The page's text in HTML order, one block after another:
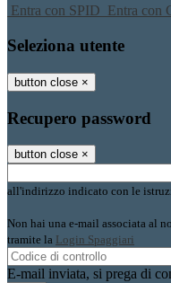
Entra con SPID Entra con
Seleziona utente
button close ×
Recupero password
button close ×
all'indirizzo indicato con le
Non hai una e-mail associata al
tramite la Login Spaggiari
E-mail inviata, si prega di